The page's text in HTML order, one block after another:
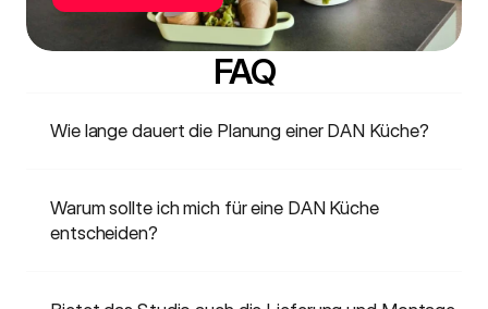
FAQ
Wie lange dauert die Planung einer DAN Küche?
Warum sollte ich mich für eine DAN Küche
entscheiden?